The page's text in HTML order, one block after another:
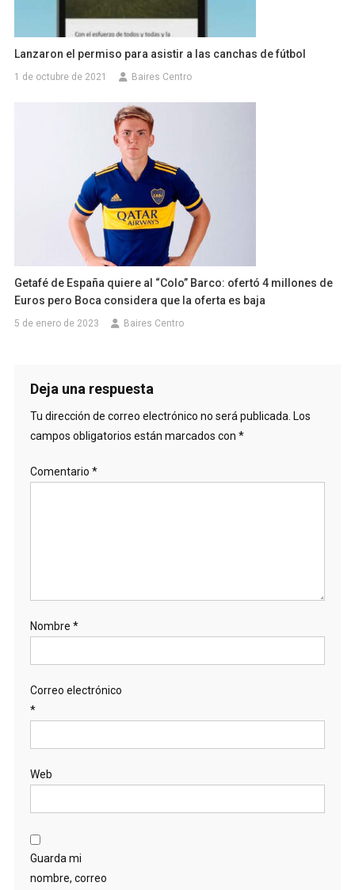
Lanzaron el permiso para asistir a las canchas de fútbol
1 de octubre de 2021 Baires Centro
Getafé de España quiere al “Colo” Barco: ofertó 4 millones de
Euros pero Boca considera que la oferta es baja
5 de enero de 2023 Baires Centro
Deja una respuesta
Tu dirección de correo electrónico no será publicada. Los
campos obligatorios están marcados con *
Comentario *
Nombre *
Correo electrónico
*
Web
Guarda mi
nombre, correo